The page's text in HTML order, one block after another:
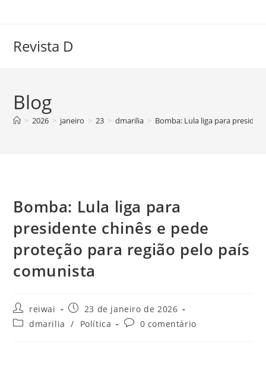
conteúdo
Revista D
Blog
> 2026 > janeiro > 23 > dmarilia > Bomba: Lula liga para
Bomba: Lula liga para
presidente chinês e pede
proteção para região pelo país
comunista
Autor
do
post:
reiwai
Post
publicado:
23 de janeiro de 2026
Categoria
dmarilia / Política
Comentários
0 comentário